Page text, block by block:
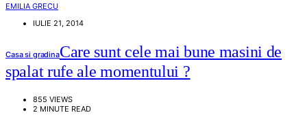
EMILIA GRECU
IULIE 21, 2014
Casa si gradinaCare sunt cele mai bune masini de
spalat rufe ale momentului ?
855 VIEWS
2 MINUTE READ